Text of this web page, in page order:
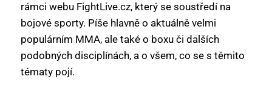
rámci webu FightLive.cz, který se soustředí na
bojové sporty. Píše hlavně o aktuálně velmi
populárním MMA, ale také o boxu či dalších
podobných disciplínách, a o všem, co se s těmito
tématy pojí.